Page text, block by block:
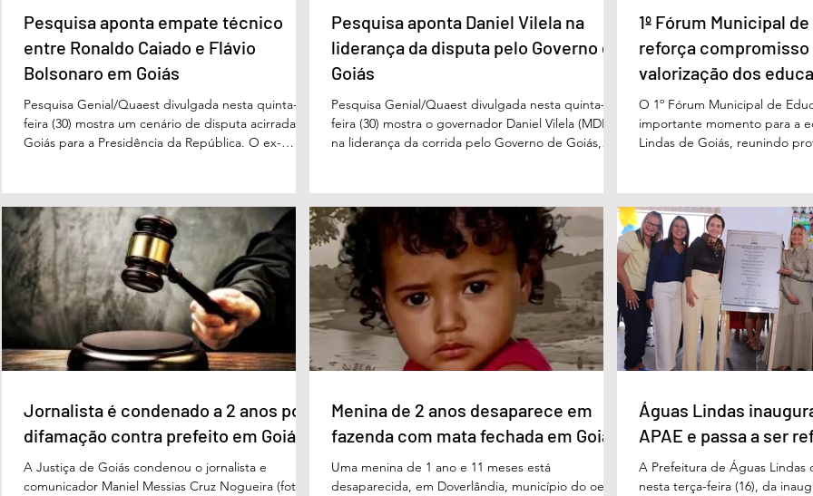
Pesquisa aponta empate técnico
entre Ronaldo Caiado e Flávio
Bolsonaro em Goiás
Pesquisa Genial/Quaest divulgada nesta quinta-
feira (30) mostra um cenário de disputa acirrada em
Goiás para a Presidência da República. O ex-
27%. Considerando a margem de erro de três
pontos percentuais, os dois estão em empate
técnico. Na terceira colocação está o presidente
Luiz Inácio Lula da Silva (PT), com 23% das
intenções de voto. Os
Pesquisa aponta Daniel Vilela na
liderança da disputa pelo Governo de
Goiás
Pesquisa Genial/Quaest divulgada nesta quinta-
feira (30) mostra o governador Daniel Vilela (MDB)
na liderança da corrida pelo Governo de Goiás,
turno, Daniel Vilela aparece com 37% das intenções
de voto, seguido pelo ex-governador Marconi
Perillo (PSDB), com 21%. Em seguida estão Wilder
Morais (PL), com 11%, Luis Cesar Bueno (PT), com
3%, e
1º Fórum Municipal
reforça compromisso
valorização dos
Águas Lindas
O 1º Fórum Municipal de
importante momento para a
Lindas de Goiás, reunindo
um papel fundamental na
gerações. Durante o evento,
de Educação, Denildson
fórum nasceu do desejo de
educadores muito mais do
Jornalista é condenado a 2 anos por
difamação contra prefeito em Goiás
A Justiça de Goiás condenou o jornalista e
comunicador Maniel Messias Cruz Nogueira (foto
Menina de 2 anos desaparece em
fazenda com mata fechada em Goiás
Uma menina de 1 ano e 11 meses está
desaparecida, em Doverlândia, município do oeste
Águas Lindas
APAE e passa a ser
A Prefeitura de Águas Lindas
nesta terça-feira (16), da